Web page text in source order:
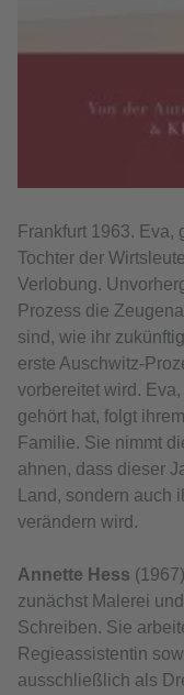
Frankfurt 1963. Eva,
Tochter der
Verlobung.
Prozess die
sind, wie ihr
erste Auschwitz-
vorbereitet wird.
gehört hat, folgt
Familie. Sie nimmt
ahnen, dass dieser
Land, sondern
verändern wird.
Annette Hess
zunächst Malerei
Schreiben. Sie
Regieassistentin
ausschließlich als